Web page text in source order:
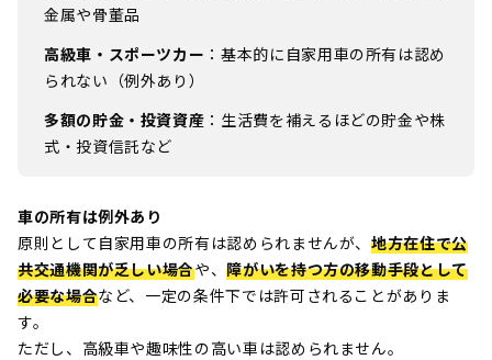
金属や骨董品
高級車・スポーツカー ：基本的に自家用車の所有は認め
られない（例外あり）
多額の貯金・投資資産 ：生活費を補えるほどの貯金や株
式・投資信託など
車の所有は例外あり
原則として自家用車の所有は認められませんが、地方在住で公
共交通機関が乏しい場合や、障がいを持つ方の移動手段として
必要な場合など、一定の条件下では許可されることがありま
す。
ただし、高級車や趣味性の高い車は認められません。